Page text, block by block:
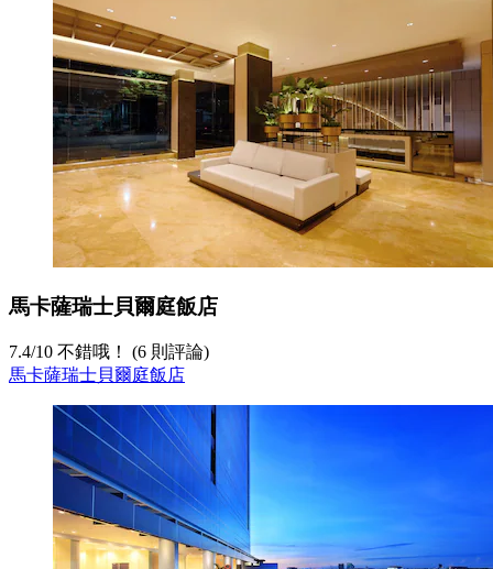
馬卡薩瑞士貝爾庭飯店
7.4/10 不錯哦！ (6 則評論)
馬卡薩瑞士貝爾庭飯店